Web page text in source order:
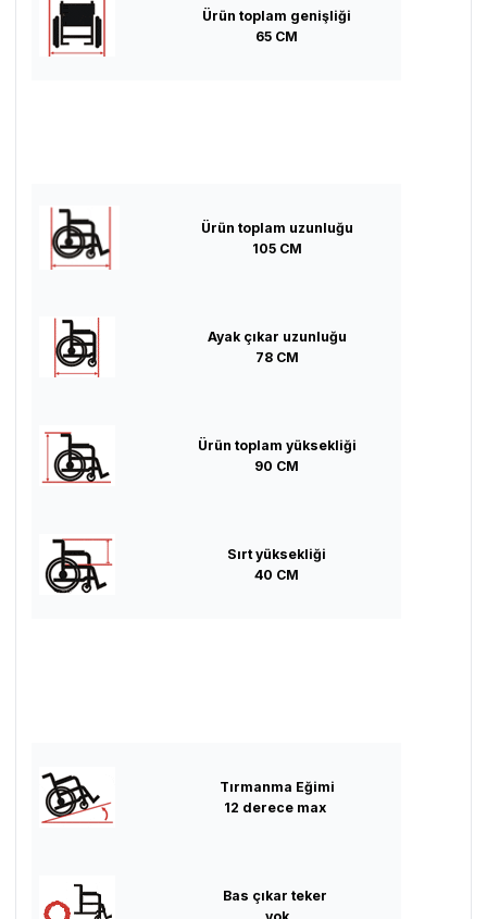
Ürün toplam genişliği
65 CM
Ürün toplam uzunluğu
105 CM
Ayak çıkar uzunluğu
78 CM
Ürün toplam yüksekliği
90 CM
Sırt yüksekliği
40 CM
Tırmanma Eğimi
12 derece max
Bas çıkar teker